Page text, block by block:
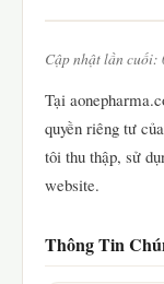
Cập nhật lần cuối:
Tại
quyền riêng tư
tôi thu thập, sử
website.
Thông Tin